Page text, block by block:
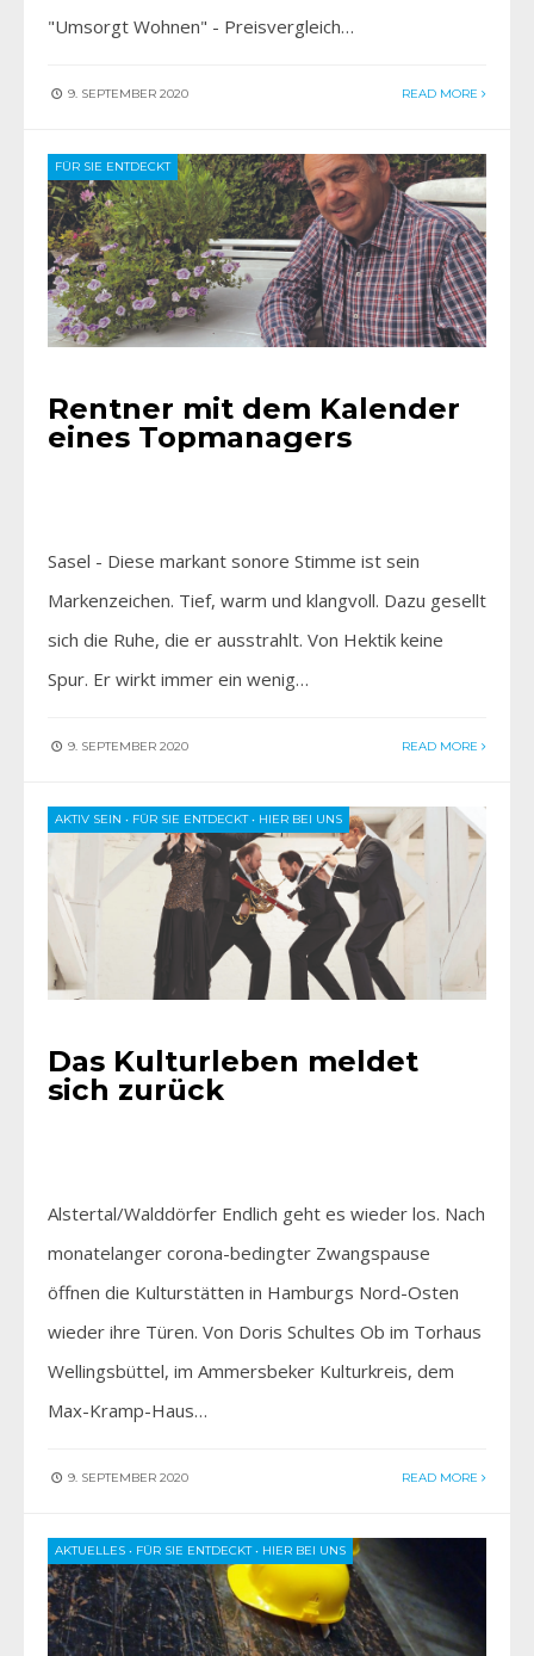
"Umsorgt Wohnen" - Preisvergleich…
9. SEPTEMBER 2020 READ MORE
FÜR SIE ENTDECKT
Rentner mit dem Kalender
eines Topmanagers
Sasel - Diese markant sonore Stimme ist sein
Markenzeichen. Tief, warm und klangvoll. Dazu gesellt
sich die Ruhe, die er ausstrahlt. Von Hektik keine
Spur. Er wirkt immer ein wenig…
9. SEPTEMBER 2020 READ MORE
AKTIV SEIN • FÜR SIE ENTDECKT• HIER BEI UNS
Das Kulturleben meldet
sich zurück
Alstertal/Walddörfer Endlich geht es wieder los. Nach
monatelanger corona-bedingter Zwangspause
öffnen die Kulturstätten in Hamburgs Nord-Osten
wieder ihre Türen. Von Doris Schultes Ob im Torhaus
Wellingsbüttel, im Ammersbeker Kulturkreis, dem
Max-Kramp-Haus…
9. SEPTEMBER 2020 READ MORE
AKTUELLES • FÜR SIE ENTDECKT• HIER BEI UNS